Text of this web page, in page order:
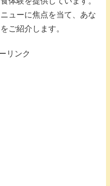
ューに焦点を当て、あな
ご紹介します。
リンク